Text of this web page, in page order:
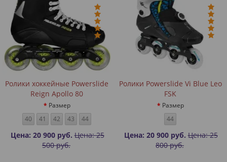
Ролики хоккейные Powerslide
Reign Apollo 80
Размер
40
41 42 43 44
Цена: 20 900 руб. Цена: 25
500 руб.
Ролики Powerslide Vi Blue Leo
FSK
Размер
44
Цена: 20 900 руб. Цена: 25
800 руб.